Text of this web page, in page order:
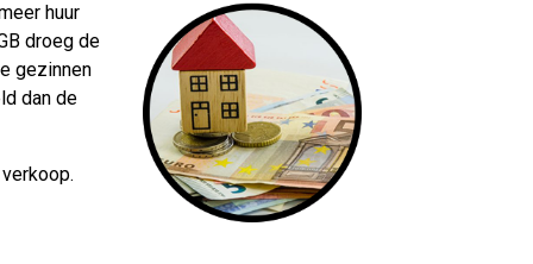
huur
droeg de
gezinnen
dan de